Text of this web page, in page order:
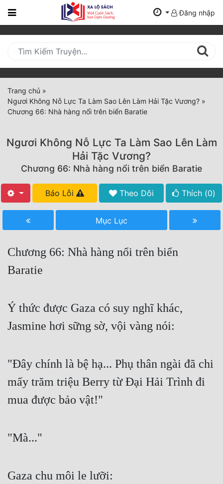
Trang
Mới
Cập
Nhật
(current)
BXH
Truyện Mới Ra
Hoàn Thành
Hậu Cung
Xa Lộ Dịch
Cổ Tiên Hiệp
Du Hí
Đăng nhập
Trang chủ »
Ngươi Không Nỗ Lực Ta Làm Sao Lên Làm Hải Tặc Vương? »
Chương 66: Nhà hàng nổi trên biển Baratie
Ngươi Không Nỗ Lực Ta Làm Sao Lên Làm
Hải Tặc Vương?
Chương 66: Nhà hàng nổi trên biển Baratie
Báo Lỗi Theo Dõi Thích (0)
Mục Lục
Chương 66: Nhà hàng nổi trên biển
Baratie
Ý thức được Gaza có suy nghĩ khác,
Jasmine hơi sững sờ, vội vàng nói:
"Đây chính là bệ hạ... Phụ thân ngài đã chi
mấy trăm triệu Berry từ Đại Hải Trình đi
mua được bảo vật!"
"Mà..."
Gaza chu môi le lưỡi: